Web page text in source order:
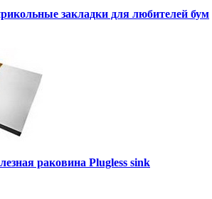
закладки для любителей бум
раковина Plugless sink